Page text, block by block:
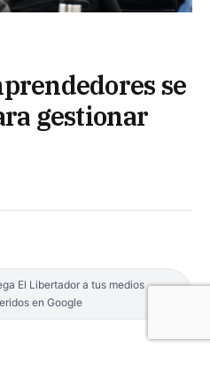
se
gestionar
El Libertador a tus medios
en Google